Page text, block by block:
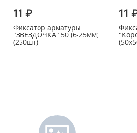
11 ₽
Фиксатор арматуры
"ЗВЕЗДОЧКА" 50 (6-25мм)
(250шт)
11